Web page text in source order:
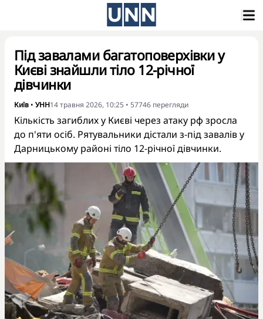
Під завалами багатоповерхівки у
Києві знайшли тіло 12-річної
дівчинки
Київ • УНН14 травня 2026, 10:25 • 57746 перегляди
Кількість загиблих у Києві через атаку рф зросла
до п'яти осіб. Рятувальники дістали з-під завалів у
Дарницькому районі тіло 12-річної дівчинки.